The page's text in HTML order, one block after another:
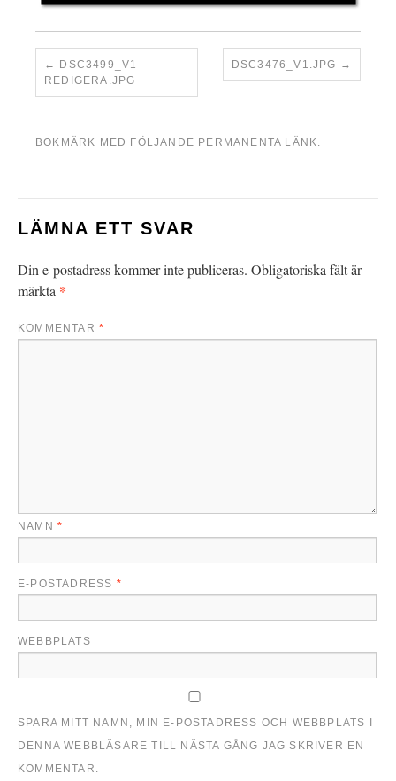
DSC3499_V1-
REDIGERA.JPG
DSC3476_V1.JPG
BOKMÄRK MED FÖLJANDE PERMANENTA LÄNK.
LÄMNA ETT SVAR
Din e-postadress kommer inte publiceras. Obligatoriska fält är
märkta *
KOMMENTAR *
NAMN *
E-POSTADRESS *
WEBBPLATS
SPARA MITT NAMN, MIN E-POSTADRESS OCH WEBBPLATS I
DENNA WEBBLÄSARE TILL NÄSTA GÅNG JAG SKRIVER EN
KOMMENTAR.